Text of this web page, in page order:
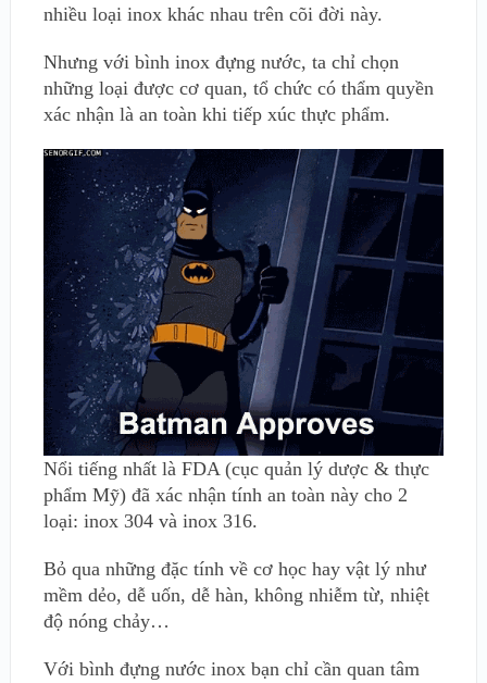
nhiều loại inox khác nhau trên cõi đời này.
Nhưng với bình inox đựng nước, ta chỉ chọn
những loại được cơ quan, tổ chức có thẩm quyền
xác nhận là an toàn khi tiếp xúc thực phẩm.
Nổi tiếng nhất là FDA (cục quản lý dược & thực
phẩm Mỹ) đã xác nhận tính an toàn này cho 2
loại: inox 304 và inox 316.
Bỏ qua những đặc tính về cơ học hay vật lý như
mềm dẻo, dễ uốn, dễ hàn, không nhiễm từ, nhiệt
độ nóng chảy…
Với bình đựng nước inox bạn chỉ cần quan tâm